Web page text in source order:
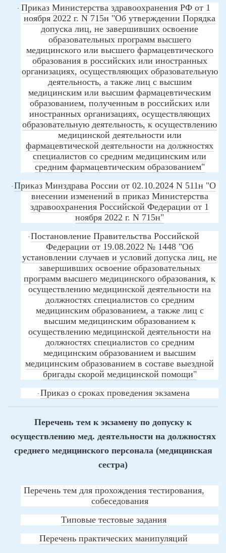
· Приказ Министерства здравоохранения РФ от 1
ноября 2022 г. N 715н "Об утверждении Порядка
допуска лиц, не завершивших освоение
образовательных программ высшего
медицинского или высшего фармацевтического
образования в российских или иностранных
организациях, осуществляющих образовательную
деятельность, а также лиц с высшим
медицинским или высшим фармацевтическим
образованием, полученным в российских или
иностранных организациях, осуществляющих
образовательную деятельность, к осуществлению
медицинской деятельности или
фармацевтической деятельности на должностях
специалистов со средним медицинским или
средним фармацевтическим образованием"
· Приказ Минздрава России от 02.10.2024 N 511н "О
внесении изменений в приказ Министерства
здравоохранения Российской Федерации от 1
ноября 2022 г. N 715н"
· Постановление Правительства Российской
Федерации от 19.08.2022 № 1448 "Об
установлении случаев и условий допуска лиц, не
завершивших освоение образовательных
программ высшего медицинского образования, к
осуществлению медицинской деятельности на
должностях специалистов со средним
медицинским образованием, а также лиц с
высшим медицинским образованием к
осуществлению медицинской деятельности на
должностях специалистов со средним
медицинским образованием и высшим
медицинским образованием в составе выездной
бригады скорой медицинской помощи"
· Приказ о сроках проведения экзамена
Перечень тем к экзамену по допуску к
осуществлению мед. деятельности на должностях
среднего медицинского персонала (медицинская
сестра)
Перечень тем для прохождения тестирования,
собеседования
Типовые тестовые задания
Перечень практических манипуляций